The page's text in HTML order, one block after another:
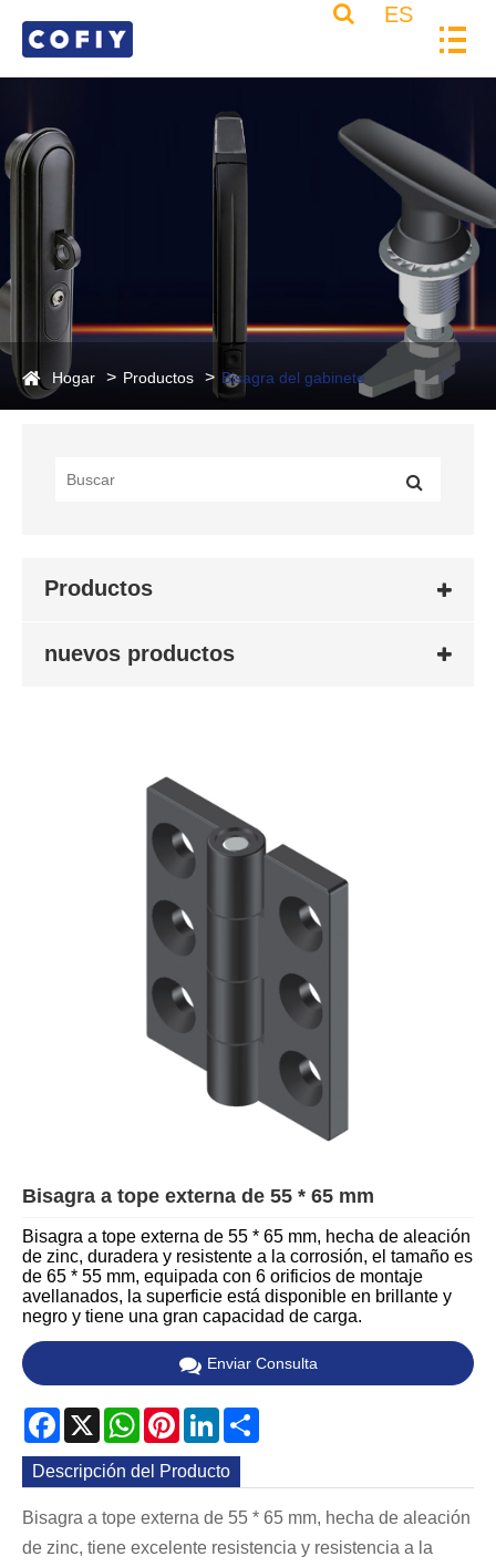
ES
Hogar Productos Bisagra del gabinete
Productos
nuevos productos
Bisagra a tope externa de 55 * 65 mm
Bisagra a tope externa de 55 * 65 mm, hecha de aleación
de zinc, duradera y resistente a la corrosión, el tamaño es
de 65 * 55 mm, equipada con 6 orificios de montaje
avellanados, la superficie está disponible en brillante y
negro y tiene una gran capacidad de carga.
Enviar Consulta
Facebook
X WhatsApp
PinterestLinkedIn
Descripción del Producto
Bisagra a tope externa de 55 * 65 mm, hecha de aleación
de zinc, tiene excelente resistencia y resistencia a la